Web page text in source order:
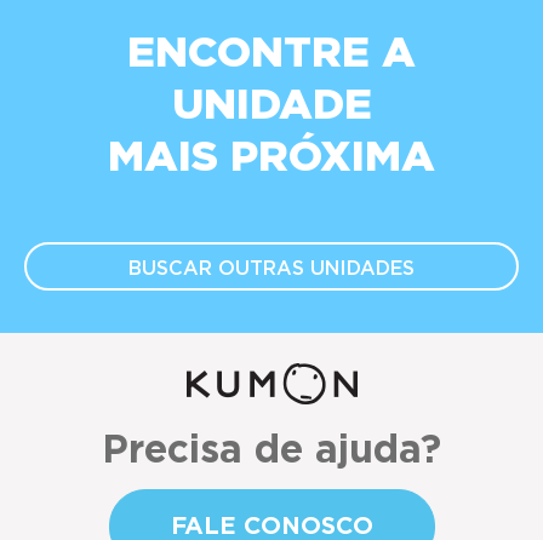
ENCONTRE A
UNIDADE
MAIS PRÓXIMA
BUSCAR OUTRAS UNIDADES
Precisa de ajuda?
FALE CONOSCO